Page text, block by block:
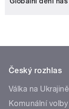
Český rozhlas
Válka na Ukrajině
Komunální volby